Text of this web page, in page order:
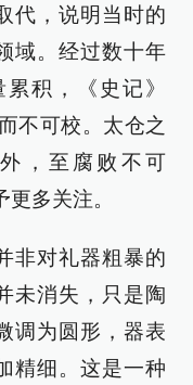
代，说明当时的
域。经过数十年
积，《史记》
不可校。太仓之
，至腐败不可
多关注。
非对礼器粗暴的
未消失，只是陶
调为圆形，器表
精细。这是一种